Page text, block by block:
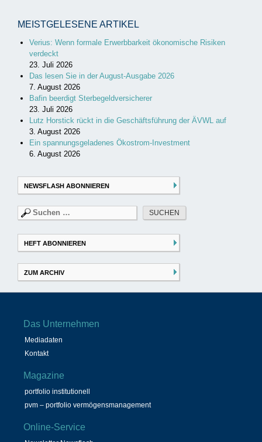
MEISTGELESENE ARTIKEL
Verius: Wenn formale Erwerbbarkeit ökonomische Risiken
verdeckt
23. Juli 2026
Das lesen Sie in der August-Ausgabe 2026
7. August 2026
Bafin beerdigt Sterbegeldversicherer
23. Juli 2026
Lutz Horstick rückt in die Geschäftsführung der ÄVWL auf
3. August 2026
Ein spannungsgeladenes Ökostrom-Investment
6. August 2026
NEWSFLASH ABONNIEREN
Suchen
nach:
HEFT ABONNIEREN
ZUM ARCHIV
Das Unternehmen
Mediadaten
Kontakt
Magazine
portfolio institutionell
pvm – portfolio vermögensmanagement
Online-Service